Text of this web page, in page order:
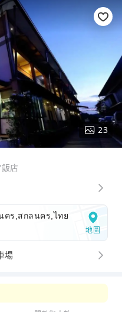
23
店
คร,สกลนคร,ไทย
地圖
場